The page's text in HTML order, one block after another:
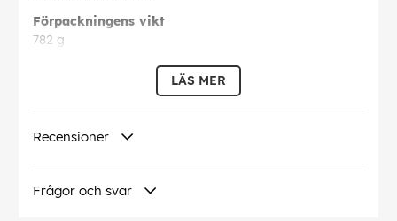
Förpackningens vikt
782 g
LÄS MER
Recensioner
Frågor och svar